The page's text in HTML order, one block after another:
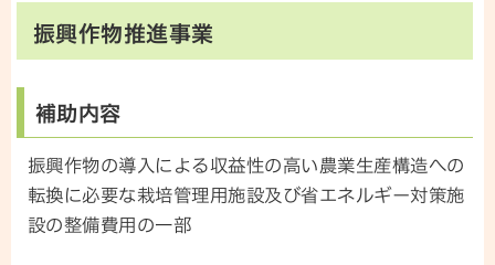
振興作物推進事業
補助内容
振興作物の導入による収益性の高い農業生産構造への
転換に必要な栽培管理用施設及び省エネルギー対策施
設の整備費用の一部